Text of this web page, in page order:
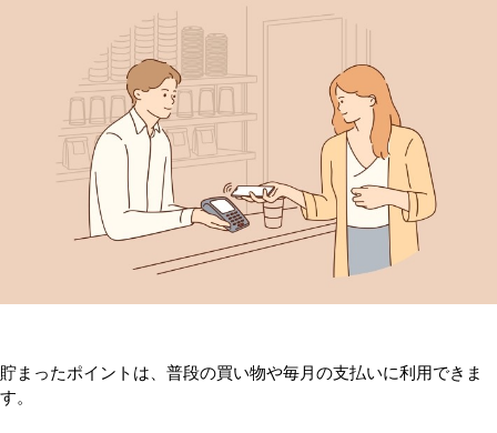
貯まったポイントは、普段の買い物や毎月の支払いに利用できま
す。